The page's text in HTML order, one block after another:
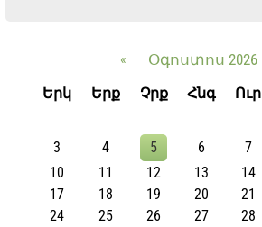
« Օգոստոս 2026
Երկ
Երք Չրք Հնգ Ուր
3
4 5 6 7
10
11 12 13 14
17
18 19 20 21
24
25 26 27 28